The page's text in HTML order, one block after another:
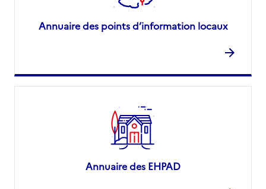
Annuaire des points d’information locaux
Annuaire des EHPAD